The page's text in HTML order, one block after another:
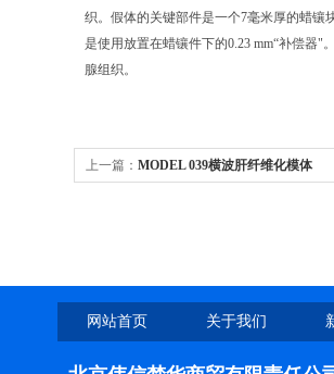
织。 假体的关键部件是一个7毫米厚的蜡镶
是使用放置在蜡镶件下的0.23 mm“补偿器"
腺组织。
上一篇： MODEL 039横波肝纤维化模体
网站首页 关于我们